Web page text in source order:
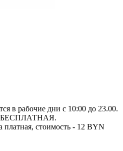
в рабочие дни с 10:00 до 23.00.
БЕСПЛАТНАЯ.
платная, стоимость - 12 BYN